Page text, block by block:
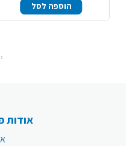
הוספה לסל
‹
אודות